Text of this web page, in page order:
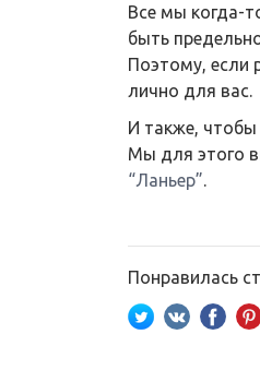
Все мы когда-
быть
Поэтому, если
лично для вас.
И также, чтобы
Мы для этого
“Ланьер”.
Понравилась